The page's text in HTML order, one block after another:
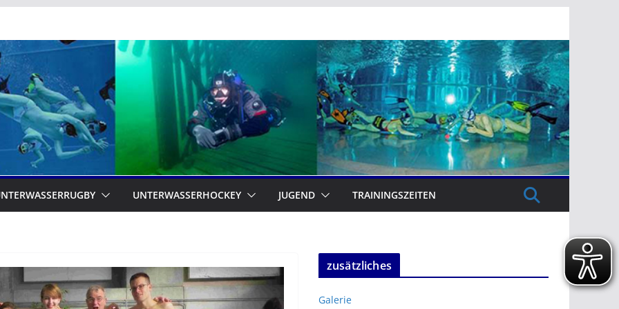
UNTERWASSERHOCKEY JUGEND TRAININGSZEITEN
zusätzliches
Galerie